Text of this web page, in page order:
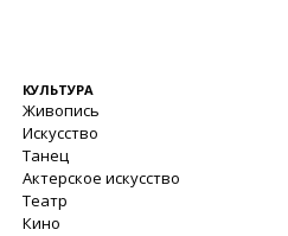
КУЛЬТУРА
Живопись
Искусство
Танец
Актерское искусство
Театр
Кино